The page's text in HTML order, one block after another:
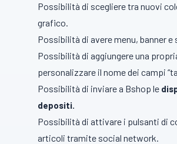
Possibilità di scegliere tra nuovi
grafico.
Possibilità di avere menu, banner e
Possibilità di aggiungere una
personalizzare il nome dei campi
Possibilità di inviare a Bshop le
depositi.
Possibilità di attivare i pulsanti di
articoli tramite social network.